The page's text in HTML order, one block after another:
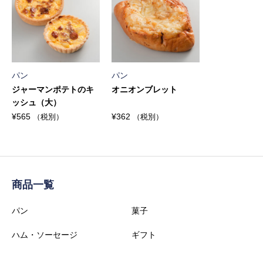
パン
ジャーマンポテトのキ
ッシュ（大）
¥565 （税別）
パン
オニオンブレット
¥362 （税別）
商品一覧
パン 菓子
ハム・ソーセージ ギフト